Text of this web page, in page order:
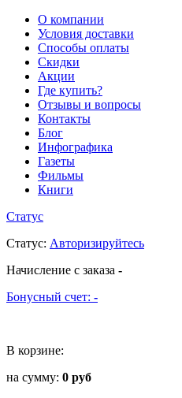
О компании
Условия доставки
Способы оплаты
Скидки
Акции
Где купить?
Отзывы и вопросы
Контакты
Блог
Инфографика
Газеты
Фильмы
Книги
Статус
Статус: Авторизируйтесь
Начисление с заказа -
Бонусный счет: -
В корзине:
на сумму: 0 руб